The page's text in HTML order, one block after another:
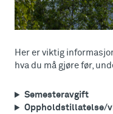
Her er viktig
hva du må gjøre før,
Semesteravgift
Oppholdstillatelse/